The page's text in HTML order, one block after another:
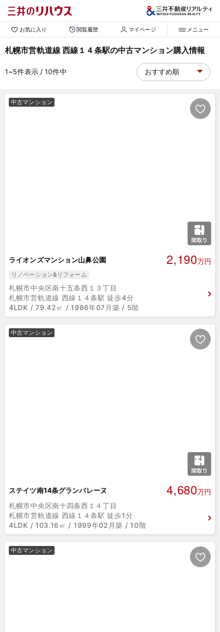
お気に入り 閲覧履歴 マイページ メニュー
札幌市営軌道線 西線１４条駅の中古マンション購入情報
1~5件表示/ 10件中
中古マンション
ライオンズマンション山鼻公園 2,190万円
リノベーション&リフォーム
札幌市中央区南十五条西１３丁目
札幌市営軌道線 西線１４条駅 徒歩4分
4LDK / 79.42㎡ / 1986年07月築 / 5階
中古マンション
ステイツ南14条グランバレーヌ 4,680万円
札幌市中央区南十四条西１４丁目
札幌市営軌道線 西線１４条駅 徒歩1分
4LDK / 103.16㎡ / 1999年02月築 / 10階
中古マンション